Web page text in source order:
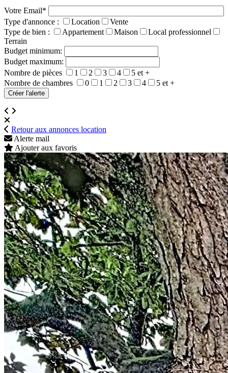
Votre Email*
Type d'annonce :
Location
Vente
Type de bien :
Appartement Maison
Local professionnel
Terrain
Budget minimum:
Budget maximum:
Nombre de pièces
1 2 3 4
5 et +
Nombre de chambres
0 1 2 3 4 5 et +
Retour aux annonces location
Alerte mail
Ajouter aux favoris